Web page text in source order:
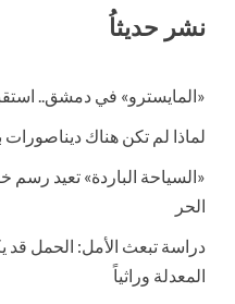
نشر حديثاُ
«المايسترو» في دمشق..
لماذا لم تكن هناك
«السياحة الباردة» تعيد
الحر
دراسة تبعث الأمل: الحمل قد
المعدلة وراثياً